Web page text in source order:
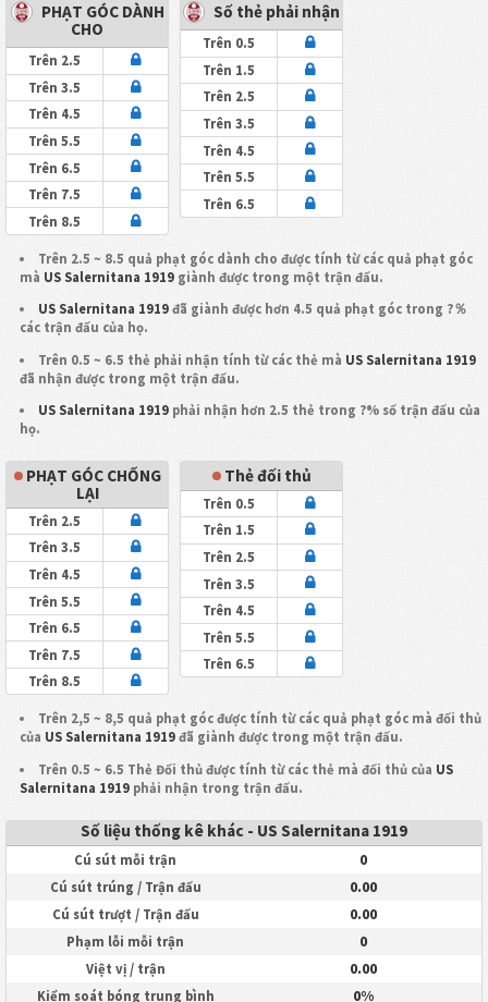
PHẠT GÓC DÀNH
CHO
Trên 2.5
Trên 3.5
Trên 4.5
Trên 5.5
Trên 6.5
Trên 7.5
Trên 8.5
Số thẻ phải nhận
Trên 0.5
Trên 1.5
Trên 2.5
Trên 3.5
Trên 4.5
Trên 5.5
Trên 6.5
Trên 2.5 ~ 8.5 quả phạt góc dành cho được tính từ các quả phạt góc
mà US Salernitana 1919giành được trong một trận đấu.
US Salernitana 1919 đã giành được hơn 4.5 quả phạt góc trong ?％
các trận đấu của họ.
Trên 0.5 ~ 6.5 thẻ phải nhận tính từ các thẻ mà US Salernitana 1919
đã nhận được trong một trận đấu.
US Salernitana 1919 phải nhận hơn 2.5 thẻ trong ?% số trận đấu của
họ.
PHẠT GÓC CHỐNG
LẠI
Trên 2.5
Trên 3.5
Trên 4.5
Trên 5.5
Trên 6.5
Trên 7.5
Trên 8.5
Thẻ đối thủ
Trên 0.5
Trên 1.5
Trên 2.5
Trên 3.5
Trên 4.5
Trên 5.5
Trên 6.5
Trên 2,5 ~ 8,5 quả phạt góc được tính từ các quả phạt góc mà đối thủ
của US Salernitana 1919đã giành được trong một trận đấu.
Trên 0.5 ~ 6.5 Thẻ Đối thủ được tính từ các thẻ mà đối thủ của US
Salernitana 1919phải nhận trong trận đấu.
Số liệu thống kê khác - US Salernitana 1919
Cú sút mỗi trận 0
Cú sút trúng / Trận đấu 0.00
Cú sút trượt / Trận đấu 0.00
Phạm lỗi mỗi trận 0
Việt vị / trận 0.00
Kiểm soát bóng trung bình 0%